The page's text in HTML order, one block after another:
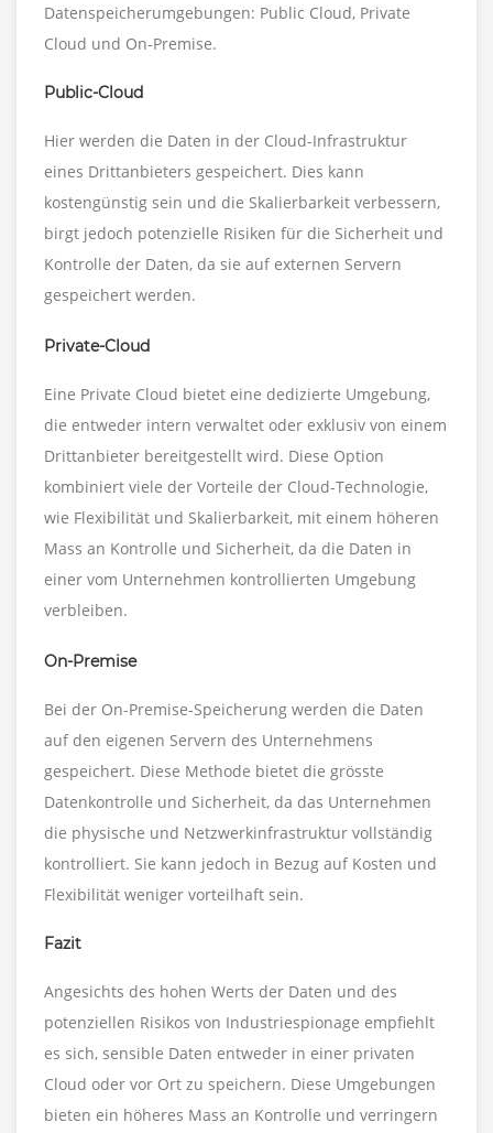
Datenspeicherumgebungen: Public Cloud, Private
Cloud und On-Premise.
Public-Cloud
Hier werden die Daten in der Cloud-Infrastruktur
eines Drittanbieters gespeichert. Dies kann
kostengünstig sein und die Skalierbarkeit verbessern,
birgt jedoch potenzielle Risiken für die Sicherheit und
Kontrolle der Daten, da sie auf externen Servern
gespeichert werden.
Private-Cloud
Eine Private Cloud bietet eine dedizierte Umgebung,
die entweder intern verwaltet oder exklusiv von einem
Drittanbieter bereitgestellt wird. Diese Option
kombiniert viele der Vorteile der Cloud-Technologie,
wie Flexibilität und Skalierbarkeit, mit einem höheren
Mass an Kontrolle und Sicherheit, da die Daten in
einer vom Unternehmen kontrollierten Umgebung
verbleiben.
On-Premise
Bei der On-Premise-Speicherung werden die Daten
auf den eigenen Servern des Unternehmens
gespeichert. Diese Methode bietet die grösste
Datenkontrolle und Sicherheit, da das Unternehmen
die physische und Netzwerkinfrastruktur vollständig
kontrolliert. Sie kann jedoch in Bezug auf Kosten und
Flexibilität weniger vorteilhaft sein.
Fazit
Angesichts des hohen Werts der Daten und des
potenziellen Risikos von Industriespionage empfiehlt
es sich, sensible Daten entweder in einer privaten
Cloud oder vor Ort zu speichern. Diese Umgebungen
bieten ein höheres Mass an Kontrolle und verringern